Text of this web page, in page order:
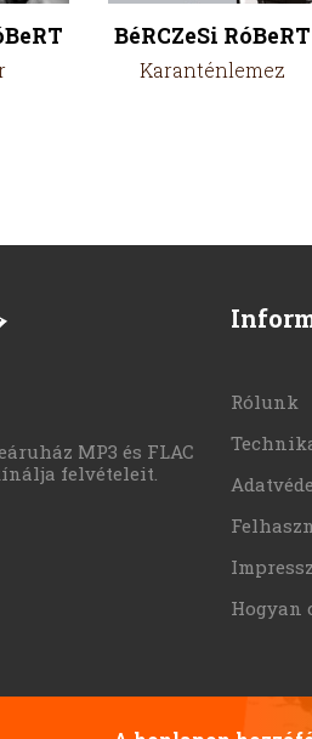
BéRCZeSi RóBeRT
Karanténlemez
MP3 és FLAC
felvételeit.
Rólunk
Hogyan